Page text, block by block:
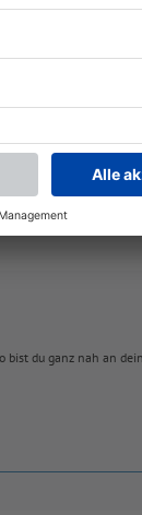
KANAL!
bist du ganz nah an